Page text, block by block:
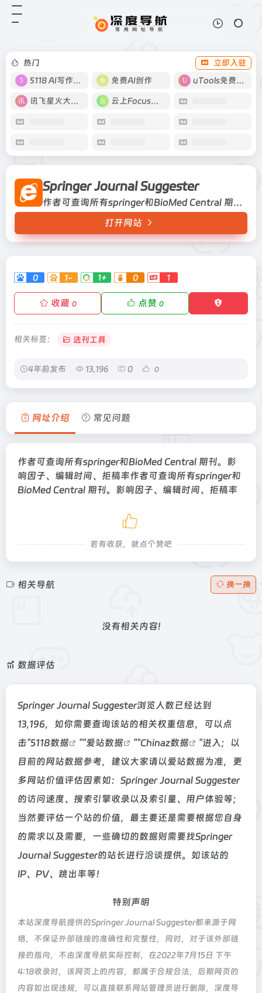
热门
立即入驻
5118 AI写作工具
免费AI创作 uTools免费工具箱
讯飞星火大模型 云上Focus接码
Springer Journal Suggester
作者可查询所有springer和BioMed Central 期刊。影响因子、编辑时间、拒稿率作者可查询所有springer和BioMed Central 期刊。影响因子、编辑时间、拒稿率
打开网站
0 1- 1+ 0 1
收藏 0 点赞 0
相关标签： 选刊工具
4年前发布 13,196 0 0
Springer Journal Suggester
间、拒稿率作者可查询所有springer
网址介绍 常见问题
作者可查询所有springer和BioMed Central 期刊。影
响因子、编辑时间、拒稿率作者可查询所有springer和
BioMed Central 期刊。影响因子、编辑时间、拒稿率
若有收获，就点个赞吧
相关导航 换一换
没有相关内容!
数据评估
Springer Journal Suggester浏览人数已经达到
13,196，如你需要查询该站的相关权重信息，可以点
击"5118数据 ""爱站数据 ""Chinaz数据
"进入；以
目前的网站数据参考，建议大家请以爱站数据为准，更
多网站价值评估因素如：Springer Journal Suggester
的访问速度、搜索引擎收录以及索引量、用户体验等；
当然要评估一个站的价值，最主要还是需要根据您自身
的需求以及需要，一些确切的数据则需要找Springer
Journal Suggester的站长进行洽谈提供。如该站的
IP、PV、跳出率等！
特别声明
本站深度导航提供的Springer Journal Suggester都来源于网
络，不保证外部链接的准确性和完整性，同时，对于该外部链
接的指向，不由深度导航实际控制，在2022年7月15日 下午
4:18收录时，该网页上的内容，都属于合规合法，后期网页的
内容如出现违规，可以直接联系网站管理员进行删除，深度导